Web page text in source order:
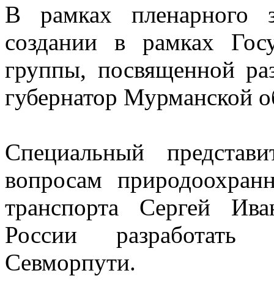
В рамках пленарного
создании в рамках
группы, посвященной
губернатор Мурманской
Специальный
вопросам
транспорта Сергей
России
Севморпути.